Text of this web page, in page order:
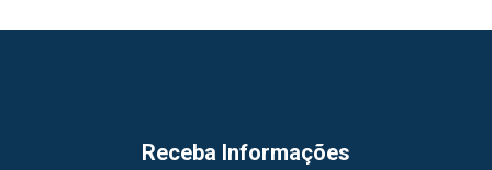
Receba Informações